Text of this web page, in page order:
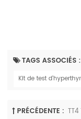
TAGS ASSOCIÉS :
Kit de test
PRÉCÉDENTE :